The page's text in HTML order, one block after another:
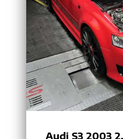
Audi S3 2003